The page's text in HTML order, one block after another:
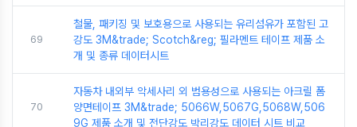
69
철물, 패키징 및 보호용으로 사용되는 유리섬유가 포함된 고
강도 3M&trade; Scotch&reg; 필라멘트 테이프 제품 소
개 및 종류 데이터시트
70
자동차 내외부 악세사리 외 범용성으로 사용되는 아크릴 폼
양면테이프 3M&trade; 5066W,5067G,5068W,506
9G 제품 소개 및 전단강도 박리강도 데이터 시트 비교